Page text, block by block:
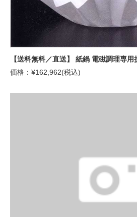
【送料無料／直送】 紙鍋 電磁調理専
価格：¥162,962(税込)